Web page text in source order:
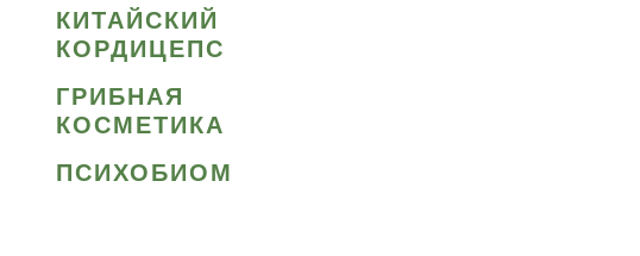
КИТАЙСКИЙ
КОРДИЦЕПС
ГРИБНАЯ
КОСМЕТИКА
ПСИХОБИОМ